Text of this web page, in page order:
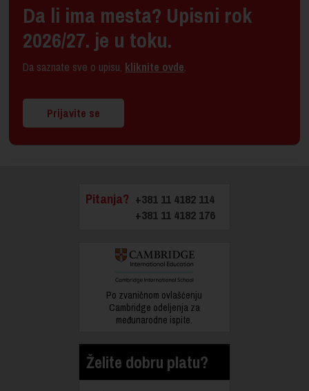
Da li ima mesta? Upisni rok
2026/27. je u toku.
Da saznate sve o upisu, kliknite ovde.
Prijavite se
Pitanja? +381 11 4182 114
+381 11 4182 176
Po zvaničnom ovlašćenju
Cambridge odeljenja za
međunarodne ispite.
Želite dobru platu?